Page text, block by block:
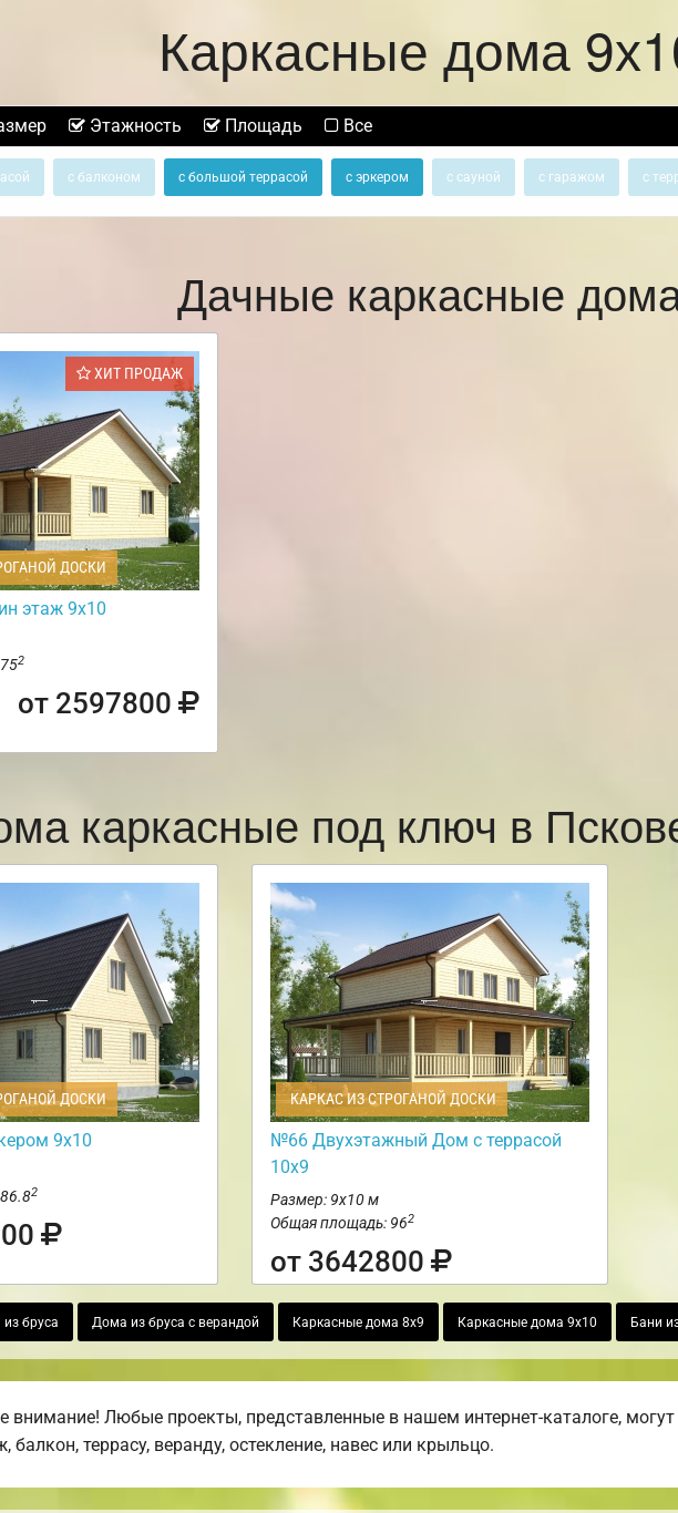
Каркасные дома
Этажность Площадь Все
с балконом с большой террасой с эркером с сауной с гаражом с
Дачные каркасные
ХИТ ПРОДАЖ
ДОСКИ
этаж 9х10
2
от 2597800
каркасные под ключ в
ДОСКИ
9х10
2
КАРКАС ИЗ СТРОГАНОЙ ДОСКИ
№66 Двухэтажный Дом с террасой
10х9
Размер: 9х10 м
Общая площадь: 962
от 3642800
бруса Дома из бруса с верандой Каркасные дома 8х9 Каркасные дома 9х10 Бани
Любые проекты, представленные в нашем интернет-каталоге,
балкон, террасу, веранду, остекление, навес или крыльцо.